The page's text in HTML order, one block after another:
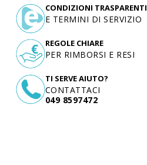
TI SERVE AIUTO?
CONTATTACI
049 8597472
CONDIZIONI TRASPARENTI
E TERMINI DI SERVIZIO
REGOLE CHIARE
PER RIMBORSI E RESI